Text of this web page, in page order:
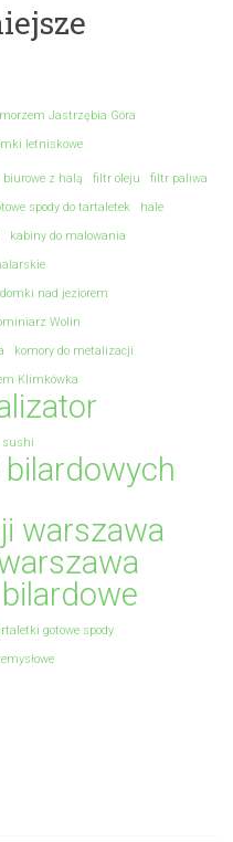
Jastrzębia Góra
letniskowe
z halą filtr oleju
filtr paliwa
spody do tartaletek
hale
kabiny do malowania
nad jeziorem
Wolin
komory do metalizacji
Klimkówka
sushi
warszawa
bilardowe
gotowe spody